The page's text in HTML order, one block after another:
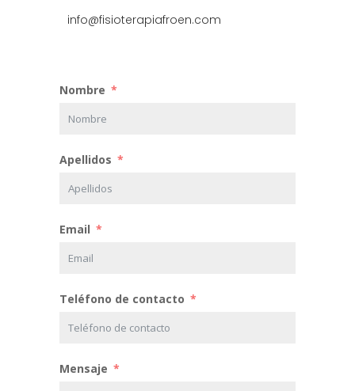
info@fisioterapiafroen.com
Nombre
Apellidos
Email
Teléfono de contacto
Mensaje